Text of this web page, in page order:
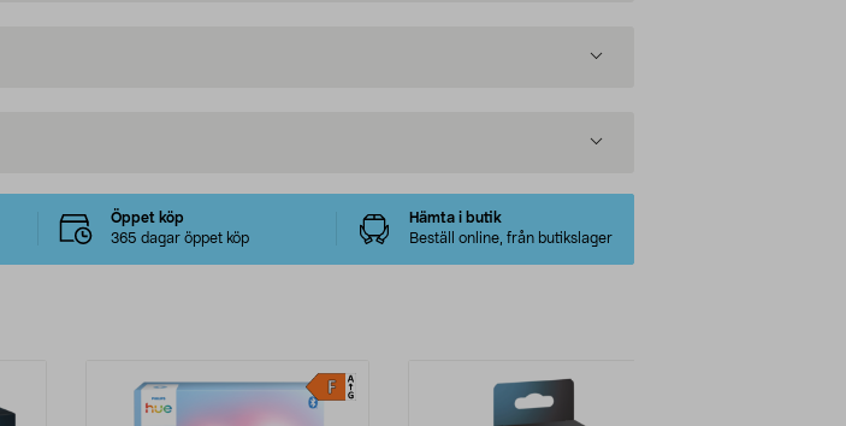
Öppet köp
365 dagar öppet köp
Hämta i butik
Beställ online, från butikslager